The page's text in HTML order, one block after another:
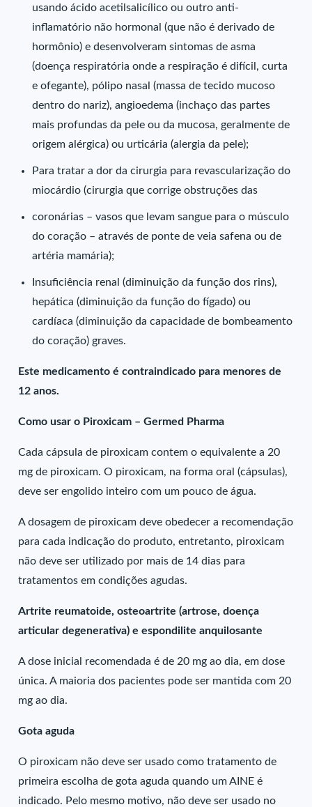
usando ácido acetilsalicílico ou outro anti-
inflamatório não hormonal (que não é derivado de
hormônio) e desenvolveram sintomas de asma
(doença respiratória onde a respiração é difícil, curta
e ofegante), pólipo nasal (massa de tecido mucoso
dentro do nariz), angioedema (inchaço das partes
mais profundas da pele ou da mucosa, geralmente de
origem alérgica) ou urticária (alergia da pele);
Para tratar a dor da cirurgia para revascularização do
miocárdio (cirurgia que corrige obstruções das
coronárias – vasos que levam sangue para o músculo
do coração – através de ponte de veia safena ou de
artéria mamária);
Insuficiência renal (diminuição da função dos rins),
hepática (diminuição da função do fígado) ou
cardíaca (diminuição da capacidade de bombeamento
do coração) graves.
Este medicamento é contraindicado para menores de
12 anos.
Como usar o Piroxicam – Germed Pharma
Cada cápsula de piroxicam contem o equivalente a 20
mg de piroxicam. O piroxicam, na forma oral (cápsulas),
deve ser engolido inteiro com um pouco de água.
A dosagem de piroxicam deve obedecer a recomendação
para cada indicação do produto, entretanto, piroxicam
não deve ser utilizado por mais de 14 dias para
tratamentos em condições agudas.
Artrite reumatoide, osteoartrite (artrose, doença
articular degenerativa) e espondilite anquilosante
A dose inicial recomendada é de 20 mg ao dia, em dose
única. A maioria dos pacientes pode ser mantida com 20
mg ao dia.
Gota aguda
O piroxicam não deve ser usado como tratamento de
primeira escolha de gota aguda quando um AINE é
indicado. Pelo mesmo motivo, não deve ser usado no